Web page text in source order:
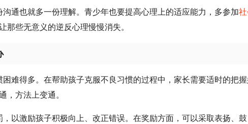
通也就多一份理解。青少年也要提高心理上的适应能力，多参加
那些无意义的逆反心理慢慢消失。
难得多。在帮助孩子克服不良习惯的过程中，家长需要适时的把
，方法上变通。
以激励孩子积极向上、改正错误。在奖励方面，可以采取表扬、鼓